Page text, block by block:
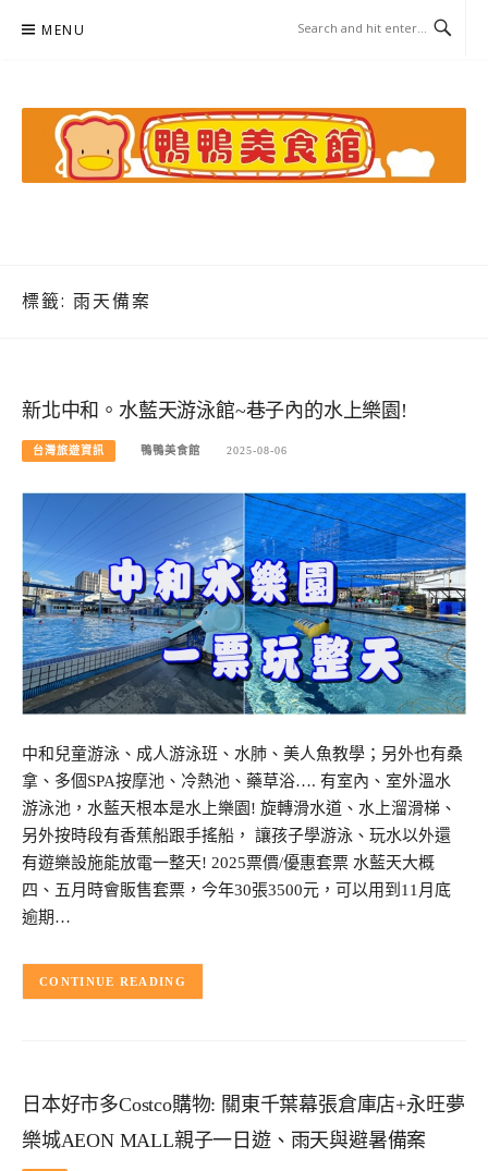
MENU
標籤: 雨天備案
新北中和。水藍天游泳館~巷子內的水上樂園!
台灣旅遊資訊 鴨鴨美食館 2025-08-06
中和兒童游泳、成人游泳班、水肺、美人魚教學；另外也有桑
拿、多個SPA按摩池、冷熱池、藥草浴…. 有室內、室外溫水
游泳池，水藍天根本是水上樂園! 旋轉滑水道、水上溜滑梯、
另外按時段有香蕉船跟手搖船， 讓孩子學游泳、玩水以外還
有遊樂設施能放電一整天! 2025票價/優惠套票 水藍天大概
四、五月時會販售套票，今年30張3500元，可以用到11月底
逾期…
CONTINUE READING
日本好市多Costco購物: 關東千葉幕張倉庫店+永旺夢
樂城AEON MALL親子一日遊、雨天與避暑備案